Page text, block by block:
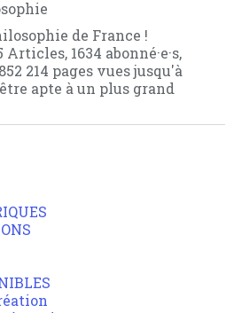
de France !
Articles, 1634 abonné·e·s,
214 pages vues jusqu'à
apte à un plus grand